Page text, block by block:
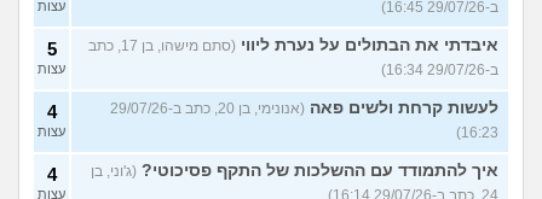
ב-29/07/26 16:45)
עצות
איבדתי את הבתולים על נערת ליווי
(סתם מישהו, בן 17, כתב
ב-29/07/26 16:34)
5
עצות
לעשות קרחת ולשים פאה
(אנונימי, בן 20, כתב ב-29/07/26
16:23)
4
עצות
איך להתמודד עם ההשלכות של התקף פסיכוטי? (ג'וני, בן
4
עצות